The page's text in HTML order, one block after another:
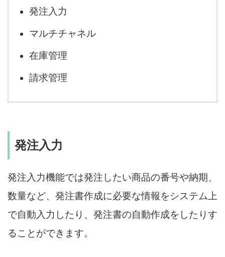
発注入力
マルチチャネル
在庫管理
請求管理
発注入力
発注入力機能では発注したい商品の番号や納期、
数量など、発注書作成に必要な情報をシステム上
で自動入力したり、発注書の自動作成をしたりす
ることができます。